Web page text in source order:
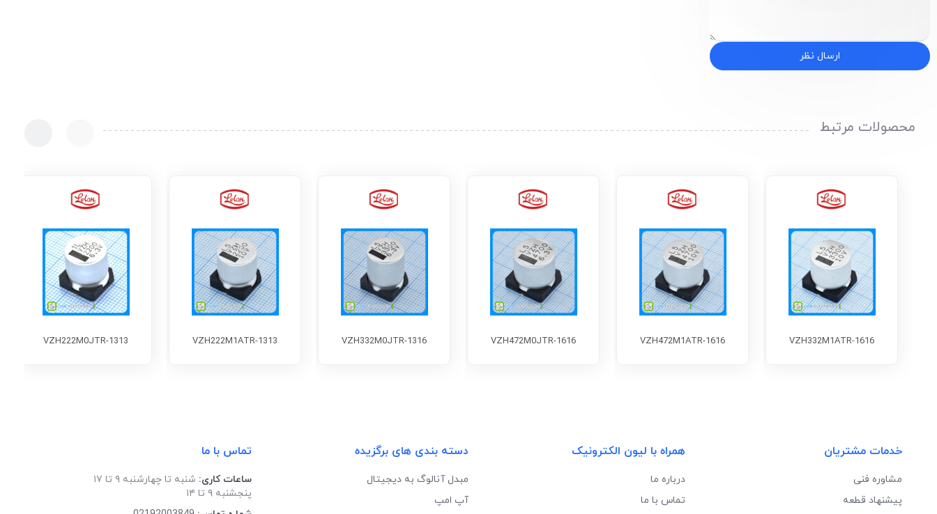
ارسال نظر
محصولات مرتبط
VZH332M1ATR-1616
VZH472M1ATR-1616
VZH472M0JTR-1616
VZH332M0JTR-1316
VZH222M1ATR-1313
VZH222M0JTR-1313
خدمات مشتریان
مشاوره فنی
پیشنهاد قطعه
همراه با لیون الکترونیک
درباره ما
تماس با ما
دسته بندی های برگزیده
مبدل آنالوگ به دیجیتال
آپ امپ
تماس با ما
ساعات کاری: شنبه تا چهارشنبه ۹ تا ۱۷
پنجشنبه ۹ تا ۱۴